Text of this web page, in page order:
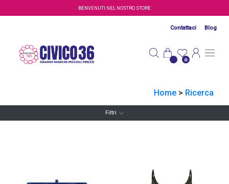
Salta al contenuto principaleBENVENUTI NEL NOSTRO STORE
Contattaci Blog
0
Home > Ricerca
Filtri